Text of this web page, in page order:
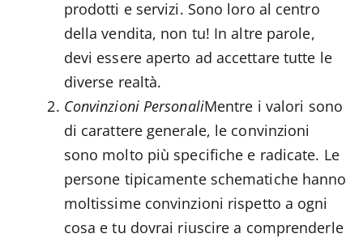
prodotti e servizi. Sono loro al centro
della vendita, non tu! In altre parole,
devi essere aperto ad accettare tutte le
diverse realtà.
Convinzioni PersonaliMentre i valori sono
di carattere generale, le convinzioni
sono molto più specifiche e radicate. Le
persone tipicamente schematiche hanno
moltissime convinzioni rispetto a ogni
cosa e tu dovrai riuscire a comprenderle